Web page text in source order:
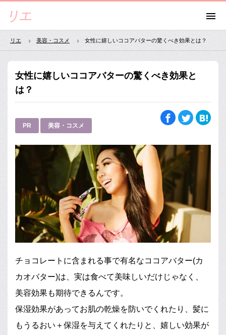
リエ 美容・コスメ 女性に嬉しいココアバターの驚くべき効果とは？
女性に嬉しいココアバターの驚くべき効果と
は？
PR 美容・コスメ
チョコレートに含まれる事で有名なココアバター(カ
カオバター)は、実は食べて美味しいだけじゃなく、
美容効果も期待できるんです。
保湿効果があってお肌の乾燥を防いでくれたり、髪に
もうるおい＋保湿を与えてくれたりと、嬉しい効果が